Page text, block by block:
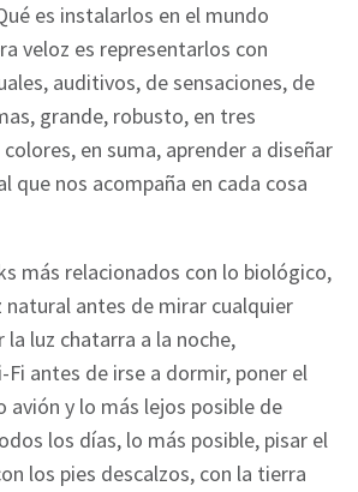
es instalarlos en el mundo
veloz es representarlos con
auditivos, de sensaciones, de
grande, robusto, en tres
en suma, aprender a diseñar
que nos acompaña en cada cosa
más relacionados con lo biológico,
natural antes de mirar cualquier
luz chatarra a la noche,
Fi antes de irse a dormir, poner el
y lo más lejos posible de
los días, lo más posible, pisar el
los pies descalzos, con la tierra